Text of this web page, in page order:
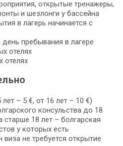
открытые тренажеры,
и шезлонги у бассейна
в лагерь начинается с
пребывания в лагере
отелях
отелях
– 5 €, от 16 лет – 10 €)
консульства до 18
старше 18 лет – болгарская
у которых есть
виза не требуется открытие